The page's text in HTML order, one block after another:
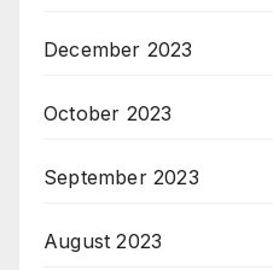
December 2023
October 2023
September 2023
August 2023